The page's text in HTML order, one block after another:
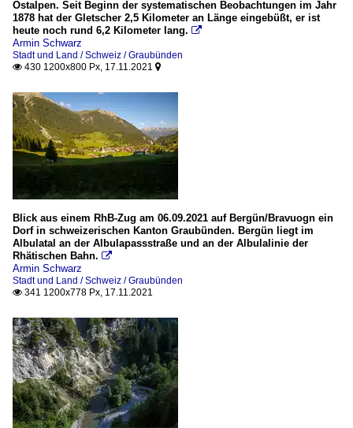
Ostalpen. Seit Beginn der systematischen Beobachtungen im Jahr
1878 hat der Gletscher 2,5 Kilometer an Länge eingebüßt, er ist
heute noch rund 6,2 Kilometer lang. 
Armin Schwarz
Stadt und Land / Schweiz / Graubünden
 430 1200x800 Px, 17.11.2021 
Blick aus einem RhB-Zug am 06.09.2021 auf Bergün/Bravuogn ein
Dorf in schweizerischen Kanton Graubünden. Bergün liegt im
Albulatal an der Albulapassstraße und an der Albulalinie der
Rhätischen Bahn. 
Armin Schwarz
Stadt und Land / Schweiz / Graubünden
 341 1200x778 Px, 17.11.2021